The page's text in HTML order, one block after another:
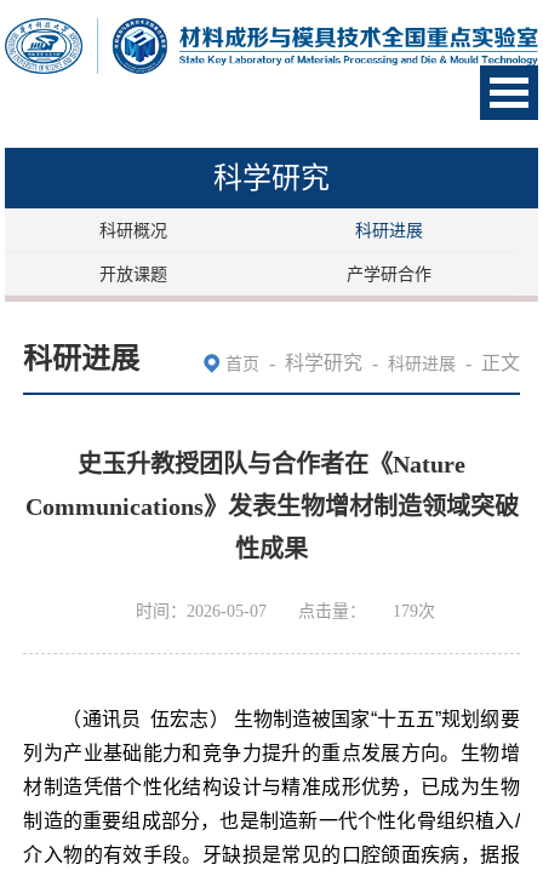
科学研究
科研概况 科研进展
开放课题 产学研合作
科研进展 首页 - 科学研究 - 科研进展 - 正文
史玉升教授团队与合作者在《Nature
Communications》发表生物增材制造领域突破
性成果
时间：2026-05-07 点击量： 179次
（通讯员 伍宏志） 生物制造被国家“十五五”规划纲要
列为产业基础能力和竞争力提升的重点发展方向。生物增
材制造凭借个性化结构设计与精准成形优势，已成为生物
制造的重要组成部分，也是制造新一代个性化骨组织植入/
介入物的有效手段。牙缺损是常见的口腔颌面疾病，据报